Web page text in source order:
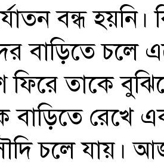
বন্ধ হয়নি।
বাড়িতে চলে
ফিরে তাকে
বাড়িতে রেখে
চলে যায়।